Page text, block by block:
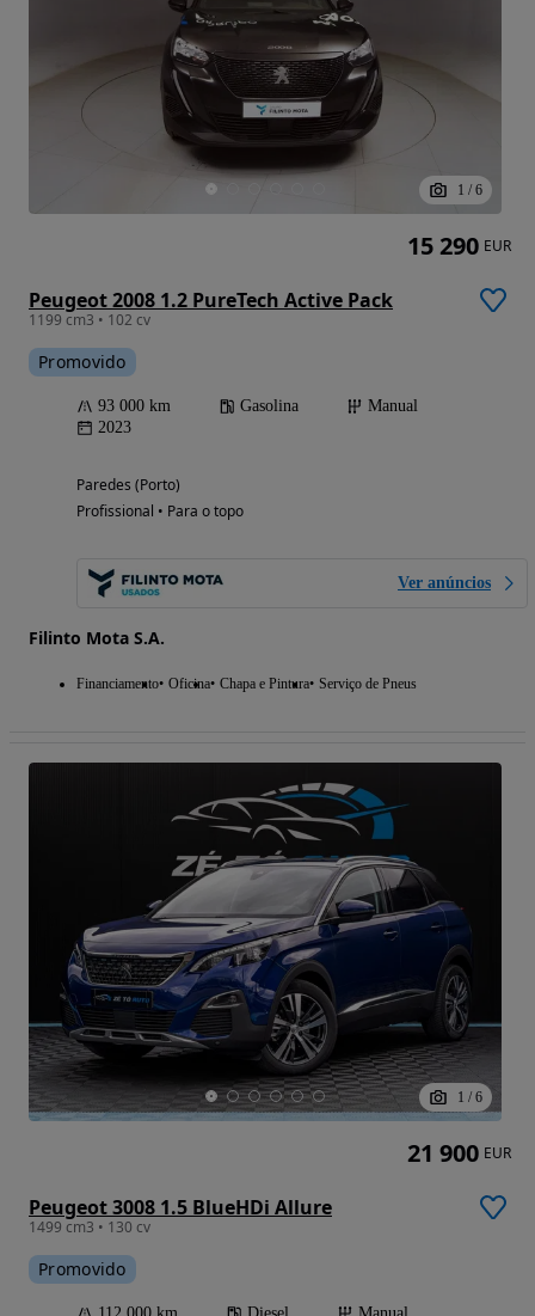
1 / 6
Peugeot 2008 1.2 PureTech Active Pack
1199 cm3 • 102 cv
Promovido
93 000 km Gasolina
Manual
2023
Paredes (Porto)
Profissional • Para o topo
Ver anúncios
Filinto Mota S.A.
Financiamento Oficina Chapa e Pintura Serviço de Pneus
15 290 EUR
1 / 6
Peugeot 3008 1.5 BlueHDi Allure
1499 cm3 • 130 cv
Promovido
21 900 EUR